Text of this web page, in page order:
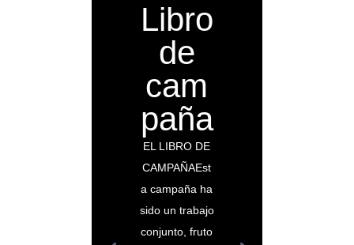
Libro
de
cam
paña
EL LIBRO DE
CAMPAÑAEst
a campaña ha
sido un trabajo
conjunto, fruto